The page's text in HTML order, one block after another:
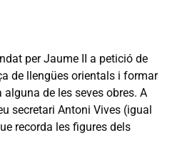
per Jaume II a petició de
de llengües orientals i formar
de les seves obres. A
secretari Antoni Vives (igual
recorda les figures dels